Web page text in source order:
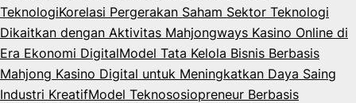
TeknologiKorelasi Pergerakan Saham Sektor Teknologi
Dikaitkan dengan Aktivitas Mahjongways Kasino Online di
Era Ekonomi DigitalModel Tata Kelola Bisnis Berbasis
Mahjong Kasino Digital untuk Meningkatkan Daya Saing
Industri KreatifModel Teknososiopreneur Berbasis